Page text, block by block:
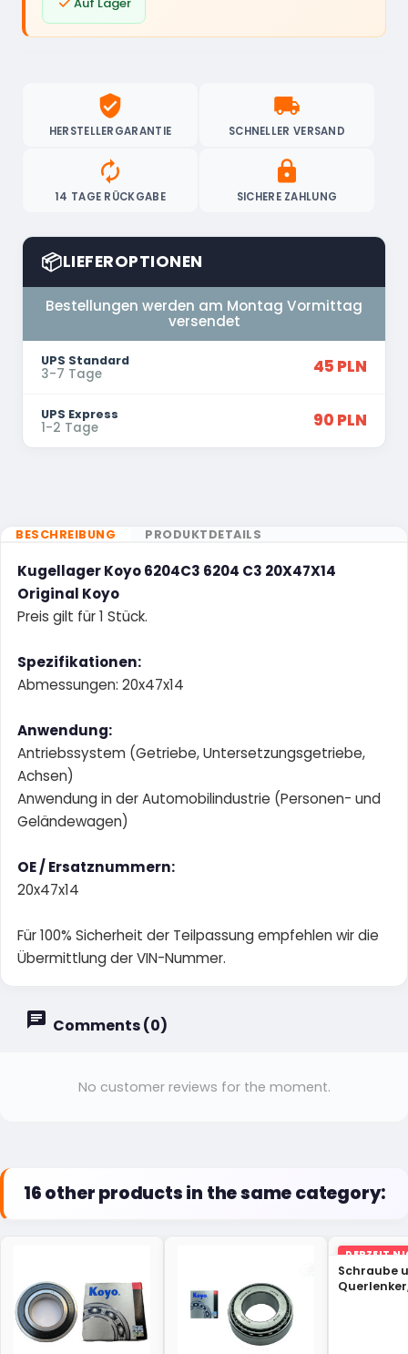
verified_user
HERSTELLERGARANTIE
local_shipping
SCHNELLER VERSAND
autorenew
14 TAGE RÜCKGABE
lock
SICHERE ZAHLUNG
📦LIEFEROPTIONEN
Bestellungen werden am Montag Vormittag
versendet
UPS Standard
3-7 Tage 45 PLN
UPS Express
1-2 Tage 90 PLN
BESCHREIBUNG PRODUKTDETAILS
Kugellager Koyo 6204C3 6204 C3 20X47X14
Original Koyo
Preis gilt für 1 Stück.
Spezifikationen:
Abmessungen: 20x47x14
Anwendung:
Antriebssystem (Getriebe, Untersetzungsgetriebe,
Achsen)
Anwendung in der Automobilindustrie (Personen- und
Geländewagen)
OE / Ersatznummern:
20x47x14
Für 100% Sicherheit der Teilpassung empfehlen wir die
Übermittlung der VIN-Nummer.
Comments (0)
No customer reviews for the moment.
16 other products in the same category:
DERZEIT
LAGER
Schraube